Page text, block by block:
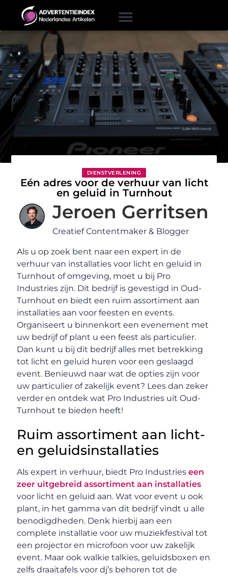
DIENSTVERLENING
Eén adres voor de verhuur van licht
en geluid in Turnhout
Jeroen Gerritsen
Creatief Contentmaker & Blogger
Als u op zoek bent naar een expert in de
verhuur van installaties voor licht en geluid in
Turnhout of omgeving, moet u bij Pro
Industries zijn. Dit bedrijf is gevestigd in Oud-
Turnhout en biedt een ruim assortiment aan
installaties aan voor feesten en events.
Organiseert u binnenkort een evenement met
uw bedrijf of plant u een feest als particulier.
Dan kunt u bij dit bedrijf alles met betrekking
tot licht en geluid huren voor een geslaagd
event. Benieuwd naar wat de opties zijn voor
uw particulier of zakelijk event? Lees dan zeker
verder en ontdek wat Pro Industries uit Oud-
Turnhout te bieden heeft!
Ruim assortiment aan licht-
en geluidsinstallaties
Als expert in verhuur, biedt Pro Industrieseen
zeer uitgebreid assortiment aan installaties
voor licht en geluid aan. Wat voor event u ook
plant, in het gamma van dit bedrijf vindt u alle
benodigdheden. Denk hierbij aan een
complete installatie voor uw muziekfestival tot
een projector en microfoon voor uw zakelijk
event. Maar ook walkie talkies, geluidsboxen en
zelfs draaitafels voor dj’s behoren tot de